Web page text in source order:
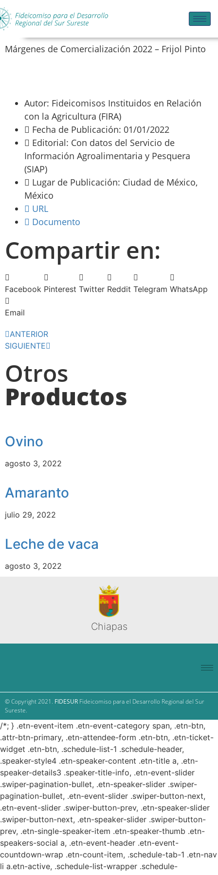
Márgenes de Comercialización 2022 – Frijol Pinto
Autor: Fideicomisos Instituidos en Relación
con la Agricultura (FIRA)
Fecha de Publicación: 01/01/2022
Editorial: Con datos del Servicio de
Información Agroalimentaria y Pesquera
(SIAP)
Lugar de Publicación: Ciudad de México,
México
URL
Documento
Compartir en:
Facebook Pinterest Twitter Reddit Telegram WhatsApp
Email
ANTERIOR
SIGUIENTE
Otros
Productos
Ovino
agosto 3, 2022
Amaranto
julio 29, 2022
Leche de vaca
agosto 3, 2022
Chiapas
© Copyright 2021. FIDESUR Fideicomiso para el Desarrollo Regional del Sur
Sureste.
/*; } .etn-event-item .etn-event-category span, .etn-btn,
.attr-btn-primary, .etn-attendee-form .etn-btn, .etn-ticket-
widget .etn-btn, .schedule-list-1 .schedule-header,
.speaker-style4 .etn-speaker-content .etn-title a, .etn-
speaker-details3 .speaker-title-info, .etn-event-slider
.swiper-pagination-bullet, .etn-speaker-slider .swiper-
pagination-bullet, .etn-event-slider .swiper-button-next,
.etn-event-slider .swiper-button-prev, .etn-speaker-slider
.swiper-button-next, .etn-speaker-slider .swiper-button-
prev, .etn-single-speaker-item .etn-speaker-thumb .etn-
speakers-social a, .etn-event-header .etn-event-
countdown-wrap .etn-count-item, .schedule-tab-1 .etn-nav
li a.etn-active, .schedule-list-wrapper .schedule-